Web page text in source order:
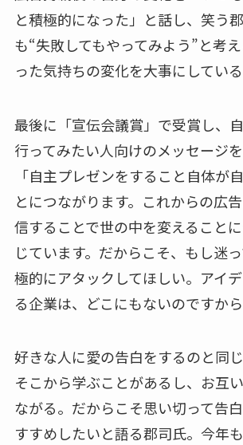
と積極的になった」と話し、笑う
も“失敗してもやってみよう”と考
った気持ちの変化を大事にしている
最後に「宣伝会議賞」で受賞し、
行ってみたい人向けのメッセージを
「自主プレゼンをすること自体が
とにつながります。これからの広
信することで世の中を変えること
じています。だからこそ、もし迷
極的にアタックしてほしい。アイ
る企業は、どこにもないのですから
好きな人に愛の告白をするのと同
そこから学ぶことがあるし、お互
ながる。だからこそ思い切って告
すすめしたいと語る郡司氏。今年